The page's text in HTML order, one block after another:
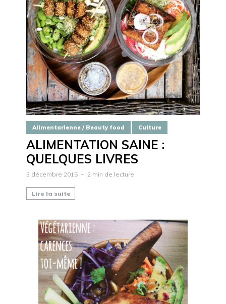
Alimentarienne / Beauty food Culture
ALIMENTATION SAINE :
QUELQUES LIVRES
3 décembre 2015 2 min de lecture
Lire la suite